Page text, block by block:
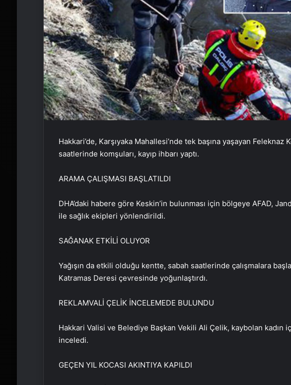
Hakkari’de, Karşıyaka Mahallesi’nde tek başına yaşayan
saatlerinde komşuları, kayıp ihbarı yaptı.
ARAMA ÇALIŞMASI BAŞLATILDI
DHA’daki habere göre Keskin’in bulunması için bölgeye AFAD,
ile sağlık ekipleri yönlendirildi.
SAĞANAK ETKİLİ OLUYOR
Yağışın da etkili olduğu kentte, sabah saatlerinde çalışmalara
Katramas Deresi çevresinde yoğunlaştırdı.
REKLAMVALİ ÇELİK İNCELEMEDE BULUNDU
Hakkari Valisi ve Belediye Başkan Vekili Ali Çelik, kaybolan kadın
inceledi.
GEÇEN YIL KOCASI AKINTIYA KAPILDI